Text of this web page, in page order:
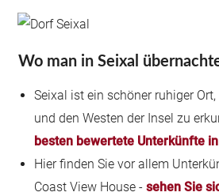
Wo man in Seixal
Seixal ist ein schöner ruhiger
und den Westen der Insel zu
besten bewertete Unterkünfte in
Hier finden Sie vor allem
Coast View House -sehen Sie